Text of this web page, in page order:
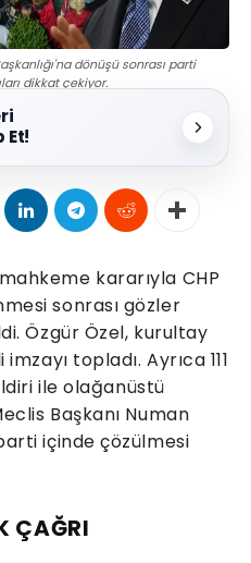
dönüşü sonrası parti
dikkat çekiyor.
Et!
kararıyla CHP
sonrası gözler
Özgür Özel, kurultay
topladı. Ayrıca 111
ile olağanüstü
Başkanı Numan
içinde çözülmesi
ÇAĞRI